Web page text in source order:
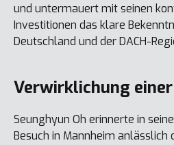
und untermauert mit seinen
Investitionen das klare
Deutschland und der DACH-
Verwirklichung
Seunghyun Oh erinnerte in
Besuch in Mannheim anlässlich